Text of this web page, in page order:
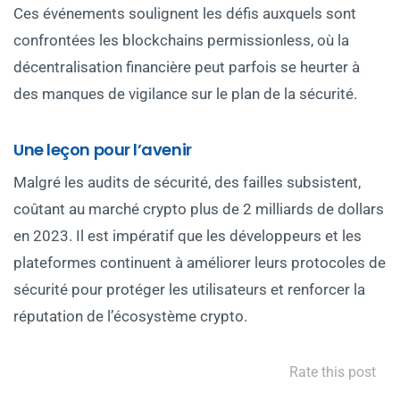
Ces événements soulignent les défis auxquels sont
confrontées les blockchains permissionless, où la
décentralisation financière peut parfois se heurter à
des manques de vigilance sur le plan de la sécurité.
Une leçon pour l’avenir
Malgré les audits de sécurité, des failles subsistent,
coûtant au marché crypto plus de 2 milliards de dollars
en 2023. Il est impératif que les développeurs et les
plateformes continuent à améliorer leurs protocoles de
sécurité pour protéger les utilisateurs et renforcer la
réputation de l’écosystème crypto.
Rate this post